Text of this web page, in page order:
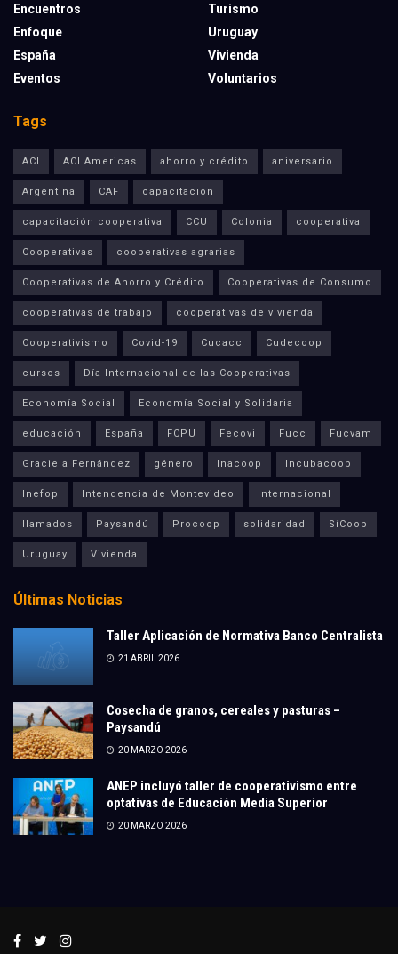
Encuentros
Enfoque
España
Eventos
Turismo
Uruguay
Vivienda
Voluntarios
Tags
ACI ACI Americas ahorro y crédito aniversario
Argentina CAF capacitación
capacitación cooperativa CCU Colonia cooperativa
Cooperativas cooperativas agrarias
Cooperativas de Ahorro y Crédito Cooperativas de Consumo
cooperativas de trabajo cooperativas de vivienda
Cooperativismo Covid-19 Cucacc Cudecoop
cursos Día Internacional de las Cooperativas
Economía Social Economía Social y Solidaria
educación España FCPU Fecovi Fucc Fucvam
Graciela Fernández género Inacoop Incubacoop
Inefop Intendencia de Montevideo Internacional
llamados Paysandú Procoop solidaridad SíCoop
Uruguay Vivienda
Últimas Noticias
Taller Aplicación de Normativa Banco Centralista
21 ABRIL 2026
Cosecha de granos, cereales y pasturas –
Paysandú
20 MARZO 2026
ANEP incluyó taller de cooperativismo entre
optativas de Educación Media Superior
20 MARZO 2026